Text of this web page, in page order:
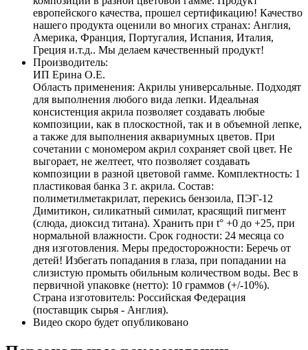
европейского качества, прошел сертификацию! Качество
нашего продукта оценили во многих странах: Англия,
Америка, Франция, Португалия, Испания, Италия,
Греция и.т.д.. Мы делаем качественный продукт!
Производитель:
ИП Ерина О.Е.
Область применения: Акрилы универсальные. Подходят
для выполнения любого вида лепки. Идеальная
консистенция акрила позволяет создавать любые
композиции, как в плоскостной, так и в объемной лепке,
а также для выполнения аквариумных цветов. При
сочетании с мономером акрил сохраняет свой цвет. Не
выгорает, не желтеет, что позволяет создавать
композиции в разной цветовой гамме. Комплектность: 1
пластиковая банка 3 г. акрила. Состав:
полиметилметакрилат, перекись бензоила, ПЭГ-12
Димитикон, силикатный симилат, красящий пигмент
(слюда, диоксид титана). Хранить при t° +0 до +25, при
нормальной влажности. Срок годности: 24 месяца со
дня изготовления. Меры предосторожности: Беречь от
детей! Избегать попадания в глаза, при попадании на
слизистую промыть обильным количеством воды. Вес в
первичной упаковке (нетто): 10 граммов (+/-10%).
Страна изготовитель: Российская Федерация
(поставщик сырья - Англия).
Видео скоро будет опубликовано